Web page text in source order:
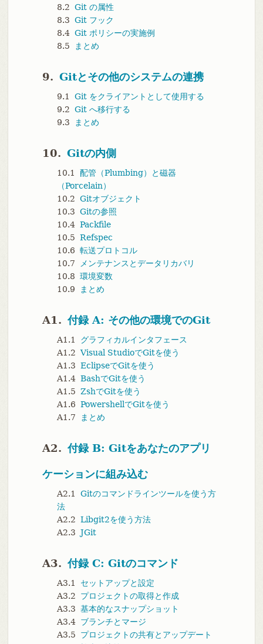
8.2 Git の属性
8.3 Git フック
8.4 Git ポリシーの実施例
8.5
まとめ
9. Gitとその他のシステムの連携
9.1
Git をクライアントとして使用する
9.2 Git へ移行する
9.3
まとめ
10. Gitの内側
10.1
配管（Plumbing）と磁器
（Porcelain）
10.2 Gitオブジェクト
10.3 Gitの参照
10.4 Packfile
10.5 Refspec
10.6 転送プロトコル
10.7
メンテナンスとデータリカバリ
10.8 環境変数
10.9
まとめ
A1. 付録 A: その他の環境でのGit
A1.1
グラフィカルインタフェース
A1.2 Visual StudioでGitを使う
A1.3 EclipseでGitを使う
A1.4 BashでGitを使う
A1.5 ZshでGitを使う
A1.6 PowershellでGitを使う
A1.7
まとめ
A2. 付録 B: Gitをあなたのアプリ
ケーションに組み込む
A2.1
Gitのコマンドラインツールを使う方
法
A2.2 Libgit2を使う方法
A2.3 JGit
A3. 付録 C: Gitのコマンド
A3.1
セットアップと設定
A3.2
プロジェクトの取得と作成
A3.3 基本的なスナップショット
A3.4 ブランチとマージ
A3.5
プロジェクトの共有とアップデート